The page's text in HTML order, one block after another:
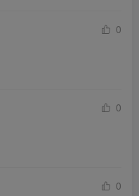
后刷新页面查看.
迎大家进群交流学习！
0
0
0